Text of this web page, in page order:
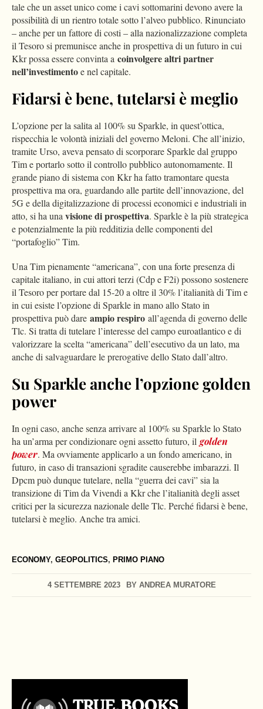
ECONOMY, GEOPOLITICS, PRIMO PIANO
4 SETTEMBRE 2023 BY ANDREA MURATORE
tale che un asset unico come i cavi sottomarini devono avere la
possibilità di un rientro totale sotto l’alveo pubblico. Rinunciato
– anche per un fattore di costi – alla nazionalizzazione completa
il Tesoro si premunisce anche in prospettiva di un futuro in cui
Kkr possa essere convinta a coinvolgere altri partner
nell’investimentoe nel capitale.
Fidarsi è bene, tutelarsi è meglio
L’opzione per la salita al 100% su Sparkle, in quest’ottica,
rispecchia le volontà iniziali del governo Meloni. Che all’inizio,
tramite Urso, aveva pensato di scorporare Sparkle dal gruppo
Tim e portarlo sotto il controllo pubblico autonomamente. Il
grande piano di sistema con Kkr ha fatto tramontare questa
prospettiva ma ora, guardando alle partite dell’innovazione, del
5G e della digitalizzazione di processi economici e industriali in
atto, si ha unavisione di prospettiva. Sparkle è la più strategica
e potenzialmente la più redditizia delle componenti del
“portafoglio” Tim.
Una Tim pienamente “americana”, con una forte presenza di
capitale italiano, in cui attori terzi (Cdp e F2i) possono sostenere
il Tesoro per portare dal 15-20 a oltre il 30% l’italianità di Tim e
in cui esiste l’opzione di Sparkle in mano allo Stato in
prospettiva può dare ampio respiro all’agenda di governo delle
Tlc. Si tratta di tutelare l’interesse del campo euroatlantico e di
valorizzare la scelta “americana” dell’esecutivo da un lato, ma
anche di salvaguardare le prerogative dello Stato dall’altro.
Su Sparkle anche l’opzione golden
power
In ogni caso, anche senza arrivare al 100% su Sparkle lo Stato
ha un’arma per condizionare ogni assetto futuro, il golden
power. Ma ovviamente applicarlo a un fondo americano, in
futuro, in caso di transazioni sgradite causerebbe imbarazzi. Il
Dpcm può dunque tutelare, nella “guerra dei cavi” sia la
transizione di Tim da Vivendi a Kkr che l’italianità degli asset
critici per la sicurezza nazionale delle Tlc. Perché fidarsi è bene,
tutelarsi è meglio. Anche tra amici.